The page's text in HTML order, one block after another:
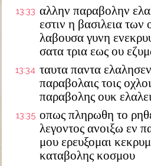
13:33 αλλην παραβολην
εστιν η βασιλεια
λαβουσα γυνη
σατα τρια εως ου
13:34 ταυτα παντα
παραβολαις τοις
παραβολης ουκ
13:35 οπως πληρωθη το
λεγοντος ανοιξω εν
μου ερευξομαι
καταβολης κοσμου